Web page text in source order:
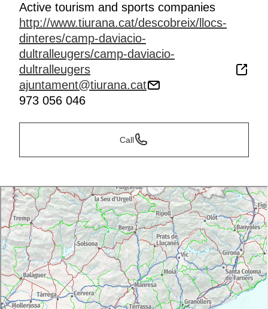
Active tourism and sports companies
http://www.tiurana.cat/descobreix/llocs-
dinteres/camp-daviacio-
dultralleugers/camp-daviacio-
dultralleugers
ajuntament@tiurana.cat
973 056 046
Call